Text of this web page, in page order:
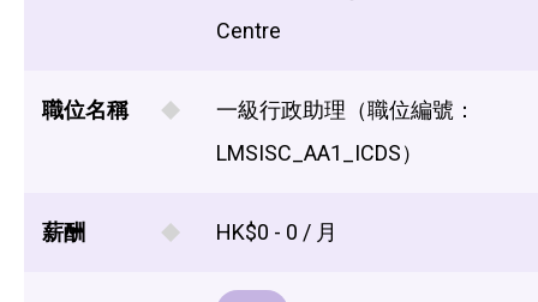
Centre
職位名稱
一級行政助理（職位編號：
LMSISC_AA1_ICDS）
薪酬 HK$0 - 0 / 月